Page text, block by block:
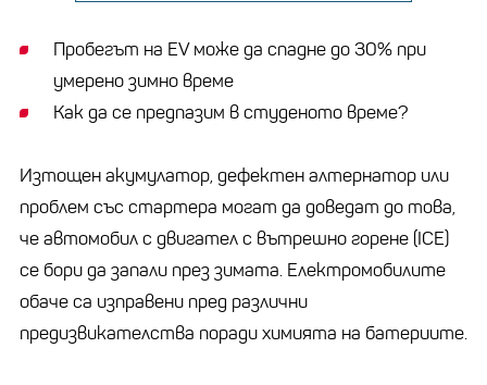
Пробегът на EV може да спадне до 30% при
умерено зимно време
Как да се предпазим в студеното време?
Изтощен акумулатор, дефектен алтернатор или
проблем със стартера могат да доведат до това,
че автомобил с двигател с вътрешно горене (ICE)
се бори да запали през зимата. Електромобилите
обаче са изправени пред различни
предизвикателства поради химията на батериите.